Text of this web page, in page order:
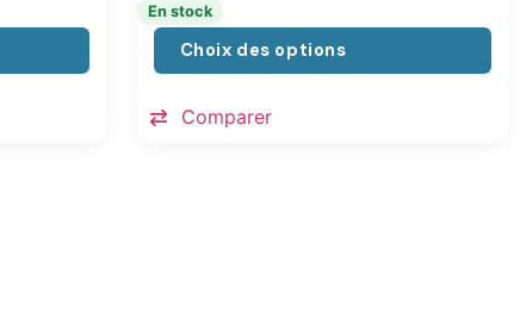
En stock
Choix des options
Comparer